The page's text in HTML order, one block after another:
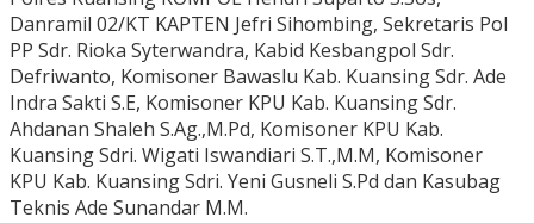
Danramil 02/KT KAPTEN Jefri Sihombing, Sekretaris Pol
PP Sdr. Rioka Syterwandra, Kabid Kesbangpol Sdr.
Defriwanto, Komisoner Bawaslu Kab. Kuansing Sdr. Ade
Indra Sakti S.E, Komisoner KPU Kab. Kuansing Sdr.
Ahdanan Shaleh S.Ag.,M.Pd, Komisoner KPU Kab.
Kuansing Sdri. Wigati Iswandiari S.T.,M.M, Komisoner
KPU Kab. Kuansing Sdri. Yeni Gusneli S.Pd dan Kasubag
Teknis Ade Sunandar M.M.